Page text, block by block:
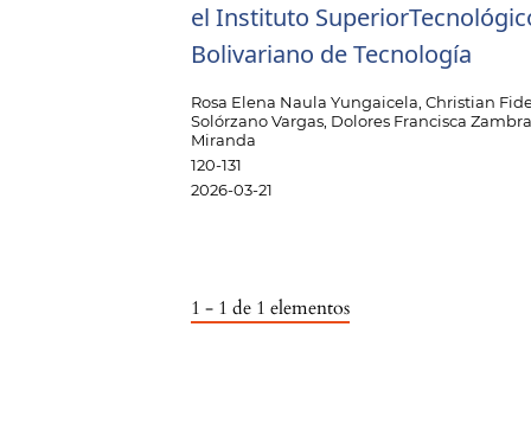
el Instituto
Bolivariano de Tecnología
Rosa Elena Naula Yungaicela, Christian
Solórzano Vargas, Dolores Francisca
Miranda
120-131
2026-03-21
1 - 1 de 1 elementos